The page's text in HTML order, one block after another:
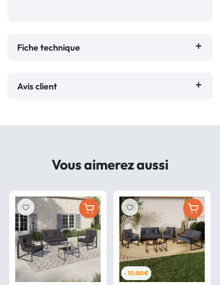
Fiche technique
Avis client
Vous aimerez aussi
favorite_border
- 10,00 €
favorite_border